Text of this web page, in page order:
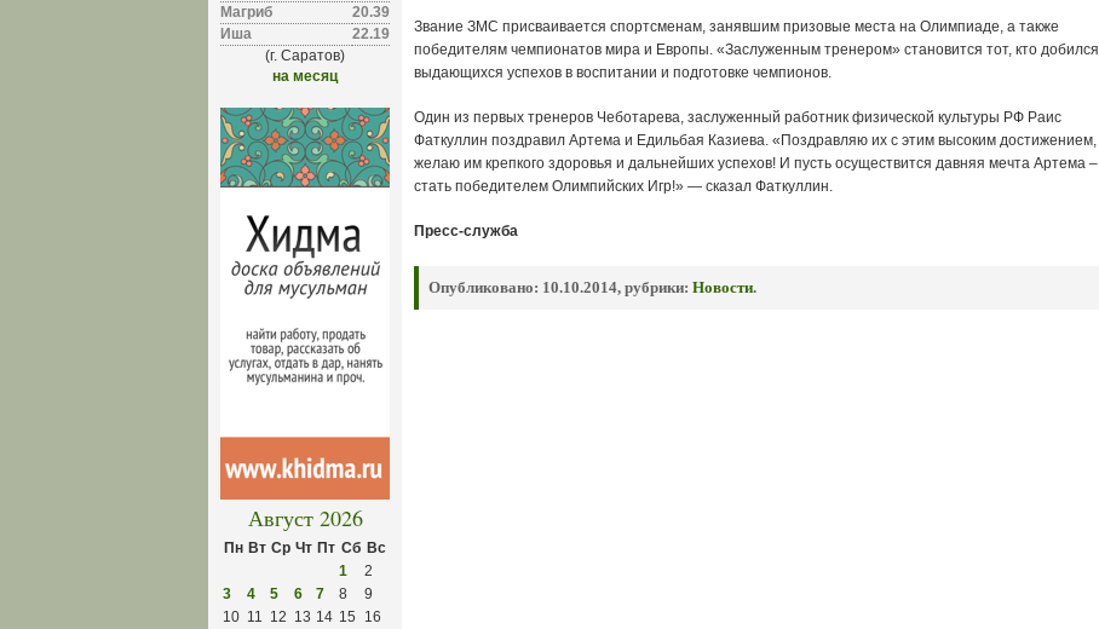
Магриб
20.39
Иша
22.19
(г. Саратов)
на месяц
Август 2026
Пн Вт Ср Чт Пт Сб Вс
1
2
3
4 5 6 7 8
9
10 11 12 13 14 15
16
Звание ЗМС присваивается спортсменам, занявшим призовые места на Олимпиаде, а также
победителям чемпионатов мира и Европы. «Заслуженным тренером» становится тот, кто добился
выдающихся успехов в воспитании и подготовке чемпионов.
Один из первых тренеров Чеботарева, заслуженный работник физической культуры РФ Раис
Фаткуллин поздравил Артема и Едильбая Казиева. «Поздравляю их с этим высоким достижением,
желаю им крепкого здоровья и дальнейших успехов! И пусть осуществится давняя мечта Артема –
стать победителем Олимпийских Игр!» — сказал Фаткуллин.
Пресс-служба
Опубликовано: 10.10.2014, рубрики: Новости.